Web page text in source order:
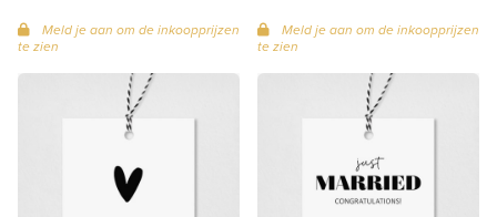
Meld je aan om de inkoopprijzen
te zien
Meld je aan om de inkoopprijzen
te zien